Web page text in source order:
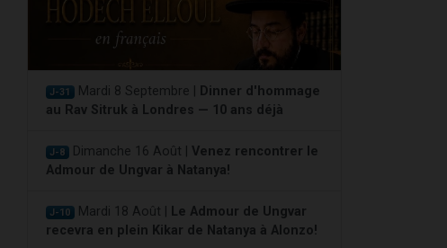
J-31 Mardi 8 Septembre |
Dinner d'hommage
au Rav Sitruk à Londres — 10 ans déjà
J-8 Dimanche 16 Août | Venez rencontrer le
Admour de Ungvar à Natanya!
J-10 Mardi 18 Août |
Le Admour de Ungvar
recevra en plein Kikar de Natanya à Alonzo!